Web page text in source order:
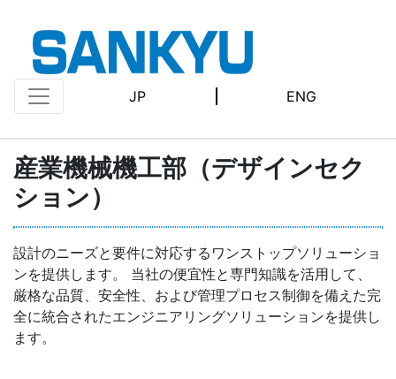
JP ENG
産業機械機工部（デザインセク
ション）
設計のニーズと要件に対応するワンストップソリューショ
ンを提供します。 当社の便宜性と専門知識を活用して、
厳格な品質、安全性、および管理プロセス制御を備えた完
全に統合されたエンジニアリングソリューションを提供し
ます。